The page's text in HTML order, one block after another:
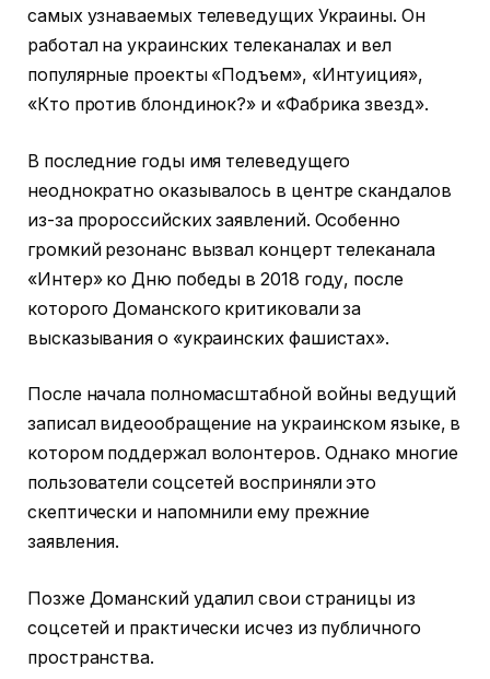
самых узнаваемых телеведущих Украины. Он
работал на украинских телеканалах и вел
популярные проекты «Подъем», «Интуиция»,
«Кто против блондинок?» и «Фабрика звезд».
В последние годы имя телеведущего
неоднократно оказывалось в центре скандалов
из-за пророссийских заявлений. Особенно
громкий резонанс вызвал концерт телеканала
«Интер» ко Дню победы в 2018 году, после
которого Доманского критиковали за
высказывания о «украинских фашистах».
После начала полномасштабной войны ведущий
записал видеообращение на украинском языке, в
котором поддержал волонтеров. Однако многие
пользователи соцсетей восприняли это
скептически и напомнили ему прежние
заявления.
Позже Доманский удалил свои страницы из
соцсетей и практически исчез из публичного
пространства.